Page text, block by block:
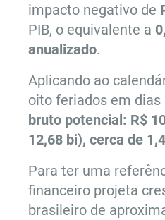
impacto negativo de
PIB, o equivalente a
anualizado.
Aplicando ao
oito feriados em dias
bruto potencial: R$
12,68 bi), cerca de
Para ter uma
financeiro projeta
brasileiro de